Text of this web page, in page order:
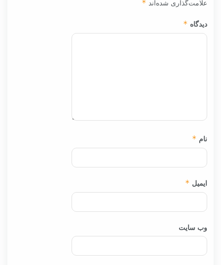
علامت‌گذاری شده‌اند *
دیدگاه *
نام *
ایمیل *
وب‌ سایت